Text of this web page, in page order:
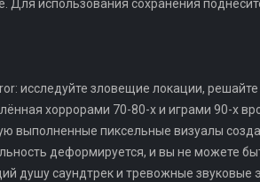
Для использования сохранения
исследуйте зловещие локации,
хоррорами 70-80-х и играми 90-х
выполненные пиксельные визуалы
деформируется, и вы не можете
душу саундтрек и тревожные